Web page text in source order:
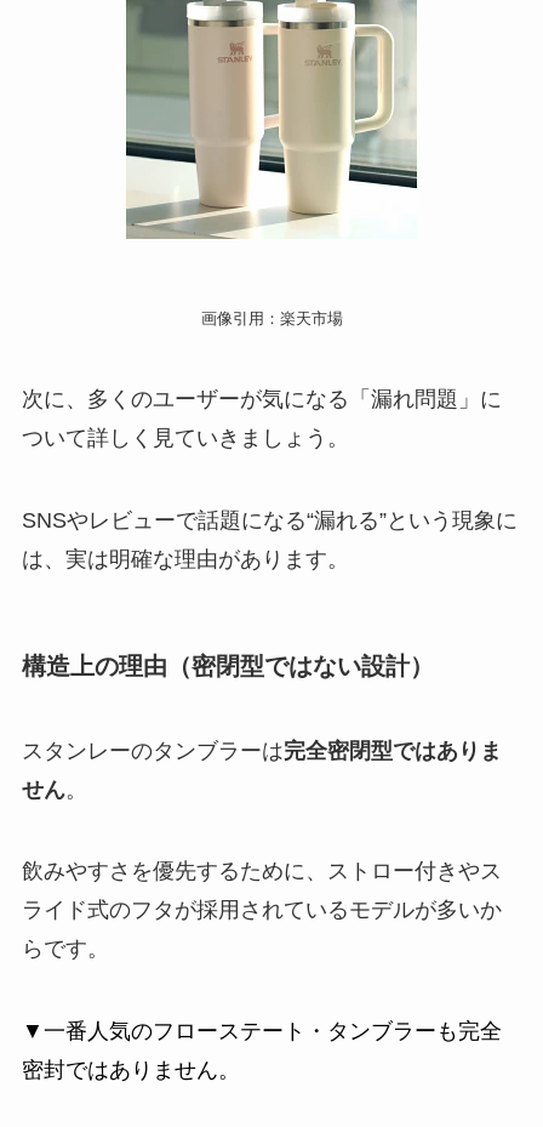
画像引用：楽天市場
次に、多くのユーザーが気になる「漏れ問題」に
ついて詳しく見ていきましょう。
SNSやレビューで話題になる“漏れる”という現象に
は、実は明確な理由があります。
構造上の理由（密閉型ではない設計）
スタンレーのタンブラーは完全密閉型ではありま
せん。
飲みやすさを優先するために、ストロー付きやス
ライド式のフタが採用されているモデルが多いか
らです。
▼一番人気のフローステート・タンブラーも完全
密封ではありません。